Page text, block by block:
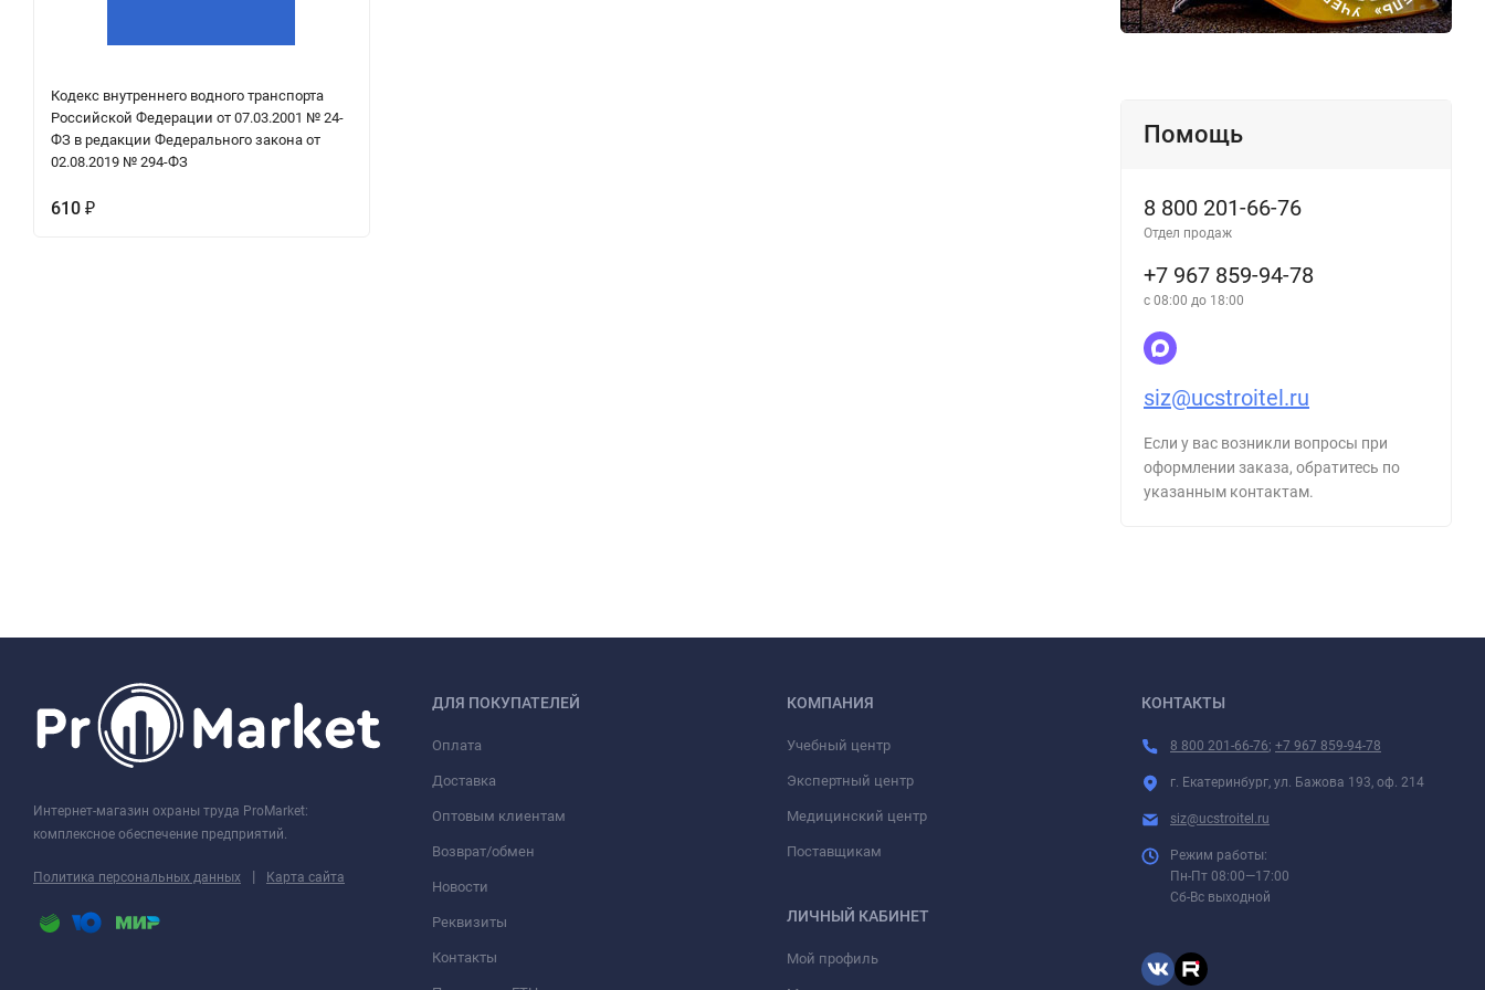
Кодекс внутреннего водного транспорта
Российской Федерации от 07.03.2001 № 24-
ФЗ в редакции Федерального закона от
02.08.2019 № 294-ФЗ
610 ₽
Помощь
8 800 201-66-76
Отдел продаж
+7 967 859-94-78
с 08:00 до 18:00
siz@ucstroitel.ru
Если у вас возникли вопросы при
оформлении заказа, обратитесь по
указанным контактам.
Интернет-магазин охраны труда ProMarket:
комплексное обеспечение предприятий.
Политика персональных данных | Карта сайта
ДЛЯ ПОКУПАТЕЛЕЙ
Оплата
Доставка
Оптовым клиентам
Возврат/обмен
Новости
Реквизиты
Контакты
КОМПАНИЯ
Учебный центр
Экспертный центр
Медицинский центр
Поставщикам
ЛИЧНЫЙ КАБИНЕТ
Мой профиль
КОНТАКТЫ
8 800 201-66-76; +7 967 859-94-78
г. Екатеринбург, ул. Бажова 193, оф. 214
siz@ucstroitel.ru
Режим работы:
Пн-Пт 08:00—17:00
Сб-Вс выходной